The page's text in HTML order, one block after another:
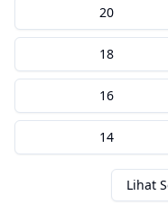
20
18
16
14
Lihat